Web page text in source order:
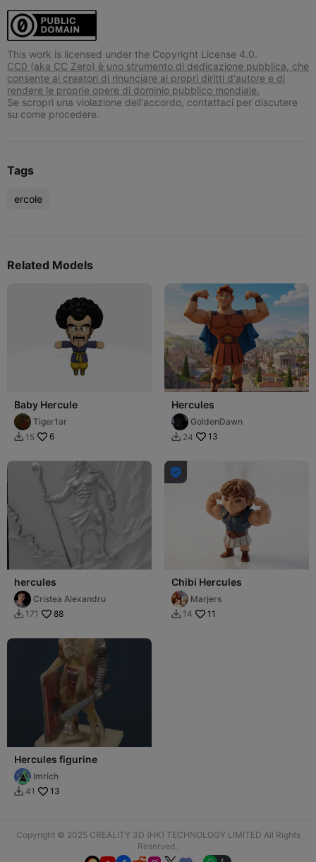
This work is licensed under the Copyright License 4.0.
CC0 (aka CC Zero) è uno strumento di dedicazione pubblica, che
consente ai creatori di rinunciare ai propri diritti d'autore e di
rendere le proprie opere di dominio pubblico mondiale.
Se scropri una violazione dell'accordo, contattaci per discutere
su come procedere.
Tags
ercole
Related Models
Baby Hercule
Tiger1ar
 15 6
Hercules
GoldenDawn
 24 13
hercules
Cristea Alexandru
 171 88

Chibi Hercules
Marjers
 14 11
Hercules figurine
Imrich
 41 13
Copyright © 2025 CREALITY 3D (HK) TECHNOLOGY LIMITED All Rights
Reserved.,